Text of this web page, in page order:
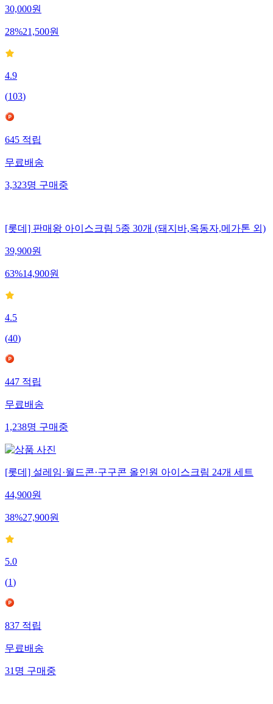
30,000원
28%21,500원
4.9
(103)
645적립
무료배송
3,323명구매중
[롯데] 판매왕 아이스크림 5종 30개 (돼지바,옥동자,메가톤 외)
39,900원
63%14,900원
4.5
(40)
447적립
무료배송
1,238명구매중
[롯데] 설레임·월드콘·구구콘 올인원 아이스크림 24개 세트
44,900원
38%27,900원
5.0
(1)
837적립
무료배송
31명구매중